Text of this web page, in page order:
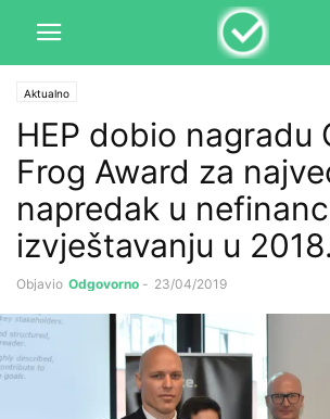
Aktualno
HEP dobio nagradu
Frog Award za
napredak u
izvještavanju u 2018.
Objavio Odgovorno - 23/04/2019